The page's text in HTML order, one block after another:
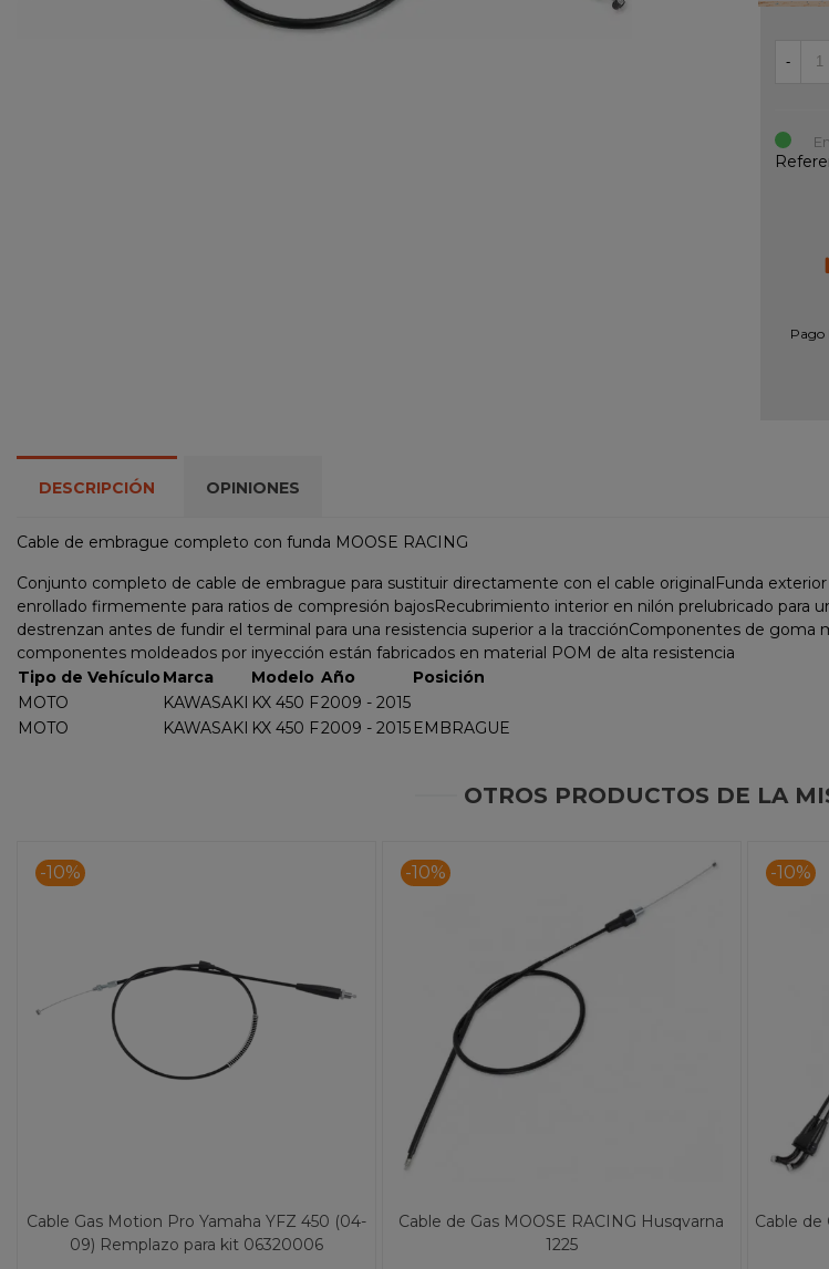
-
Pago
DESCRIPCIÓN OPINIONES
Cable de embrague completo con funda MOOSE RACING
Conjunto completo de cable de embrague para sustituir directamente con el cable originalFunda
enrollado firmemente para ratios de compresión bajosRecubrimiento interior en nilón prelubricado para
destrenzan antes de fundir el terminal para una resistencia superior a la tracciónComponentes de goma
componentes moldeados por inyección están fabricados en material POM de alta resistencia
Tipo de Vehículo Marca Modelo Año
Posición
MOTO
KAWASAKI KX 450 F2009 - 2015
MOTO
KAWASAKI KX 450 F2009 - 2015 EMBRAGUE
OTROS PRODUCTOS DE LA
-10%
Cable Gas Motion Pro Yamaha YFZ 450 (04-
09) Remplazo para kit 06320006
-10%
Cable de Gas MOOSE RACING Husqvarna
1225
-10%
Cable de